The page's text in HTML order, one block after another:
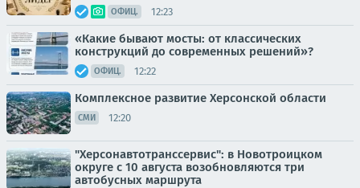
ОФИЦ. 12:23
«Какие бывают мосты: от классических
конструкций до современных решений»?
ОФИЦ. 12:22
Комплексное развитие Херсонской области
СМИ 12:20
"Херсонавтотранссервис": в Новотроицком
округе с 10 августа возобновляются три
автобусных маршрута